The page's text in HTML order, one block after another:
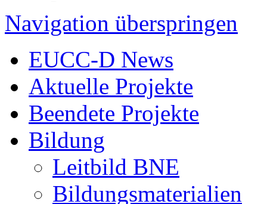
Navigation überspringen
EUCC-D News
Aktuelle Projekte
Beendete Projekte
Bildung
Leitbild BNE
Bildungsmaterialien